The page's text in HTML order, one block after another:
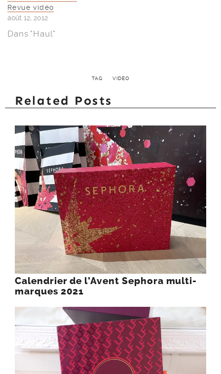
Revue vidéo
août 12, 2012
Dans "Haul"
TAG VIDÉO
Related Posts
Calendrier de l’Avent Sephora multi-
marques 2021